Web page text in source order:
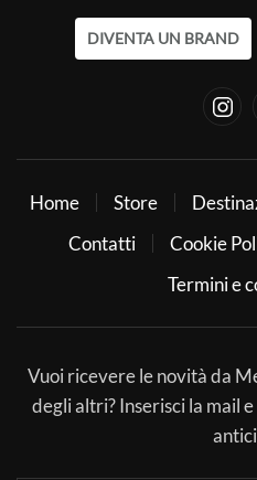
DIVENTA UN BRAND
Home Store
Contatti
Cookie
Termini e
Vuoi ricevere le novità da
degli altri? Inserisci la mail